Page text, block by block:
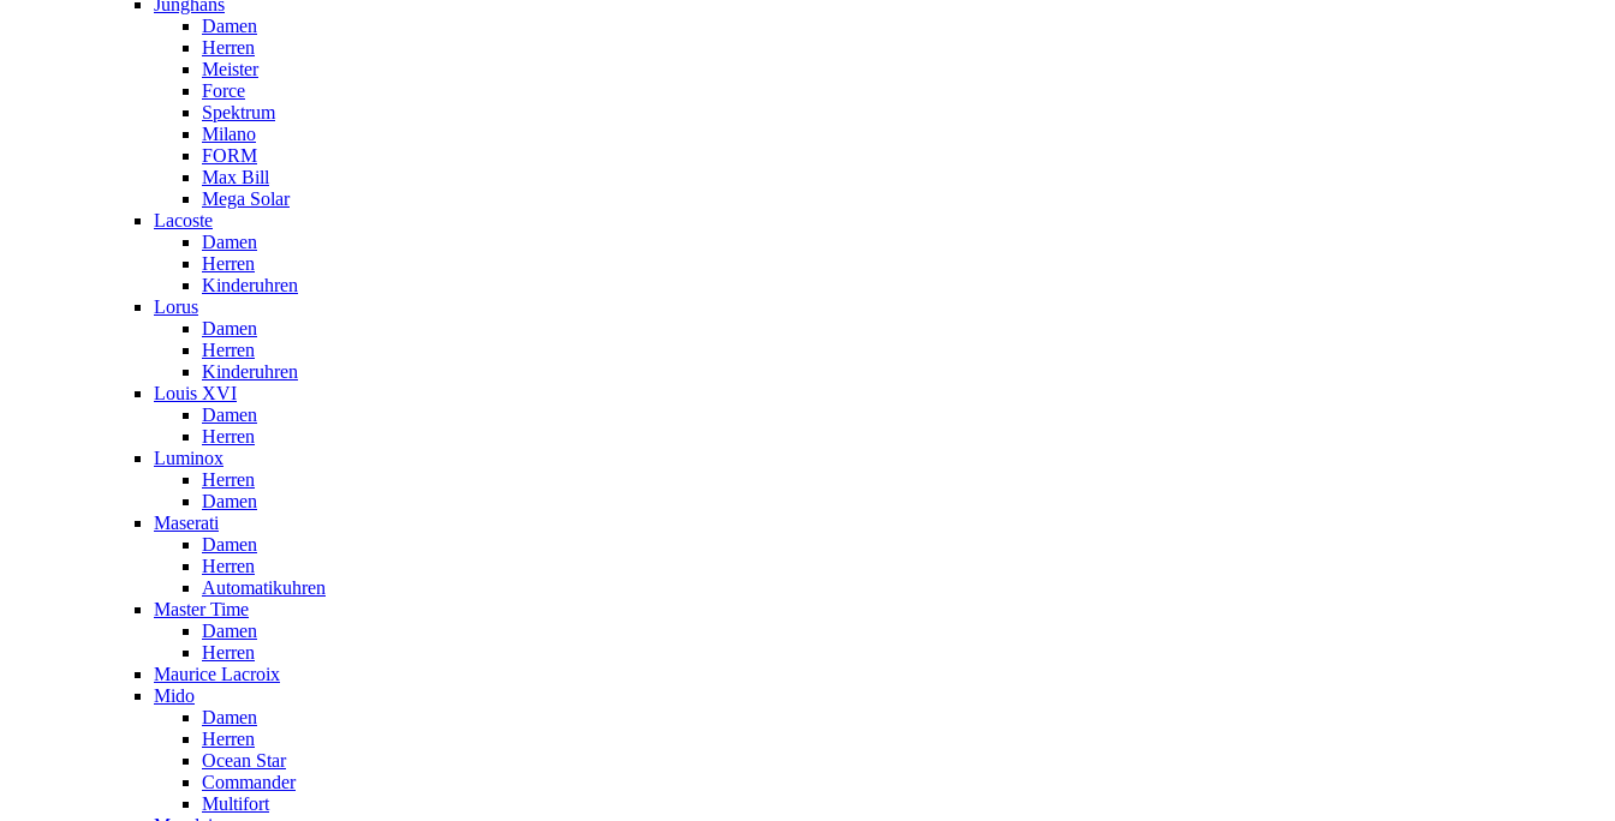
Junghans
Damen
Herren
Meister
Force
Spektrum
Milano
FORM
Max Bill
Mega Solar
Lacoste
Damen
Herren
Kinderuhren
Lorus
Damen
Herren
Kinderuhren
Louis XVI
Damen
Herren
Luminox
Herren
Damen
Maserati
Damen
Herren
Automatikuhren
Master Time
Damen
Herren
Maurice Lacroix
Mido
Damen
Herren
Ocean Star
Commander
Multifort